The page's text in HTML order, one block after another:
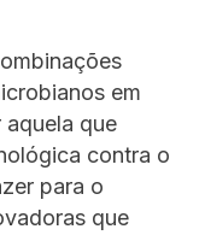
em
que
contra o
para o
que